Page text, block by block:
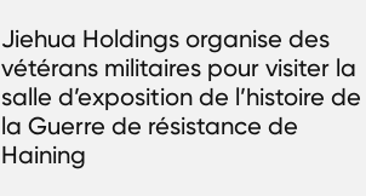
Jiehua Holdings organise des
vétérans militaires pour visiter la
salle d’exposition de l’histoire de
la Guerre de résistance de
Haining